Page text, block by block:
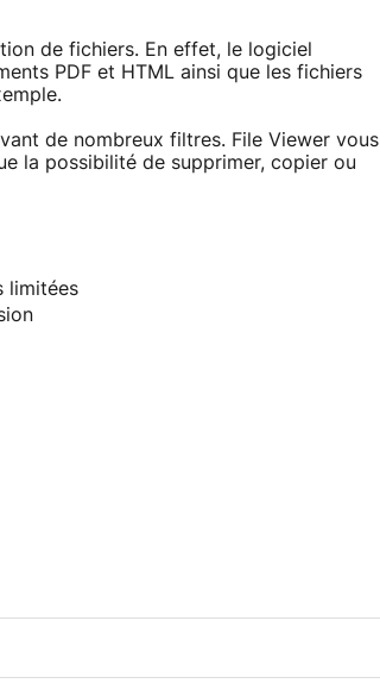
de fichiers. En effet, le logiciel
PDF et HTML ainsi que les fichiers
de nombreux filtres. File Viewer vous
la possibilité de supprimer, copier ou
limitées